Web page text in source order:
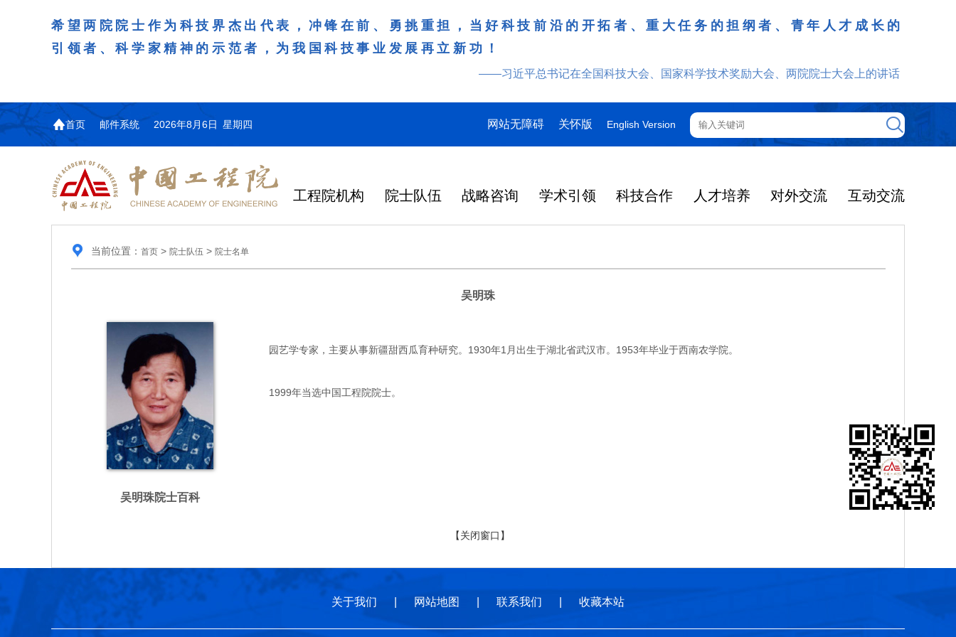
希望两院院士作为科技界杰出代表，冲锋在前、勇挑重担，当好科技前沿的开拓者、重大任务的担纲者、青年人才成长的
引领者、科学家精神的示范者，为我国科技事业发展再立新功！
——习近平总书记在全国科技大会、国家科学技术奖励大会、两院院士大会上的讲话
首页 邮件系统 2026年8月6日 星期四 网站无障碍 关怀版 English Version
工程院机构 院士队伍 战略咨询 学术引领 科技合作 人才培养 对外交流 互动交流
当前位置： 首页> 院士队伍 > 院士名单
吴明珠
吴明珠院士百科
园艺学专家，主要从事新疆甜西瓜育种研究。1930年1月出生于湖北省武汉市。1953年毕业于西南农学院。
1999年当选中国工程院院士。
【关闭窗口】
关于我们 网站地图 联系我们 收藏本站